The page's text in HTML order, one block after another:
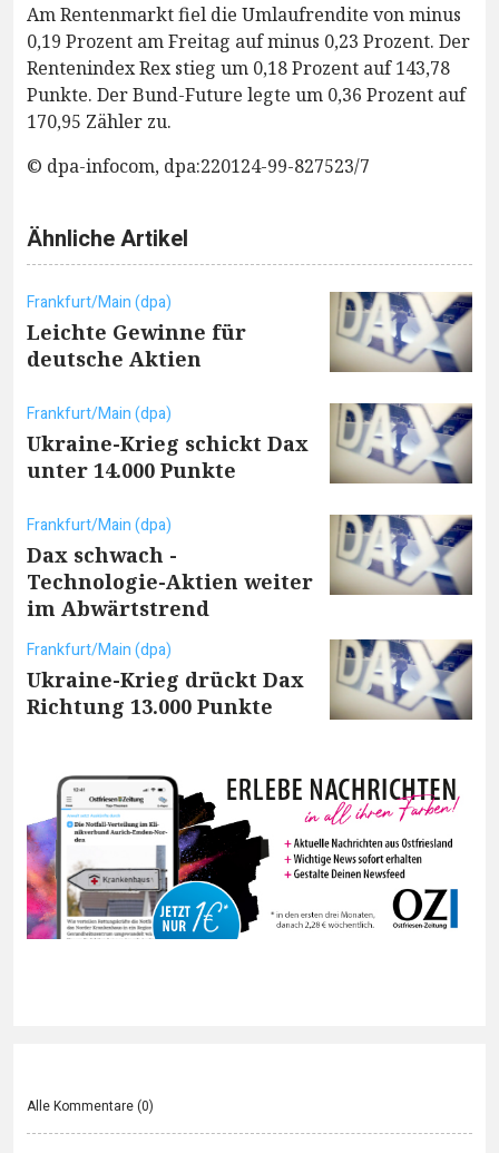
Am Rentenmarkt fiel die Umlaufrendite von minus
0,19 Prozent am Freitag auf minus 0,23 Prozent. Der
Rentenindex Rex stieg um 0,18 Prozent auf 143,78
Punkte. Der Bund-Future legte um 0,36 Prozent auf
170,95 Zähler zu.
© dpa-infocom, dpa:220124-99-827523/7
Ähnliche Artikel
Frankfurt/Main (dpa)
Leichte Gewinne für
deutsche Aktien
Frankfurt/Main (dpa)
Ukraine-Krieg schickt Dax
unter 14.000 Punkte
Frankfurt/Main (dpa)
Dax schwach -
Technologie-Aktien weiter
im Abwärtstrend
Frankfurt/Main (dpa)
Ukraine-Krieg drückt Dax
Richtung 13.000 Punkte
Alle Kommentare (0)